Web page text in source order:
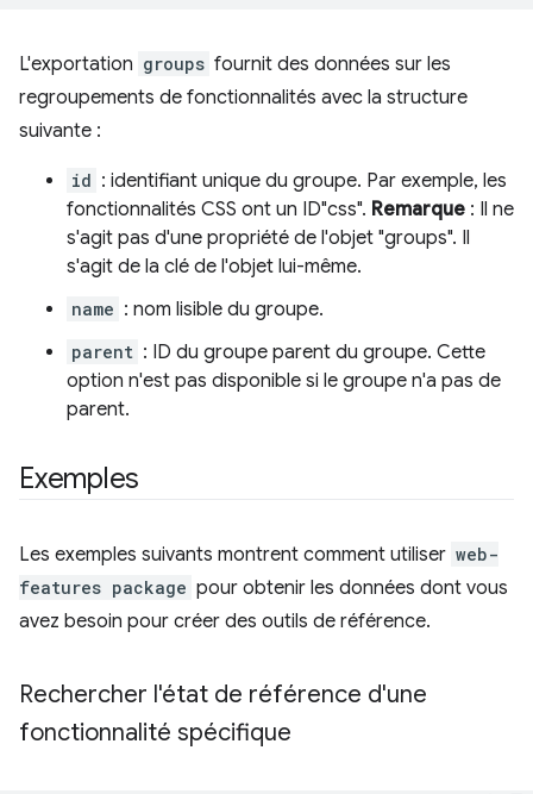
L'exportation groups fournit des données sur les
regroupements de fonctionnalités avec la structure
suivante :
id : identifiant unique du groupe. Par exemple, les
fonctionnalités CSS ont un ID"css". Remarque : Il ne
s'agit pas d'une propriété de l'objet "groups". Il
s'agit de la clé de l'objet lui-même.
name : nom lisible du groupe.
parent : ID du groupe parent du groupe. Cette
option n'est pas disponible si le groupe n'a pas de
parent.
Exemples
Les exemples suivants montrent comment utiliser web-
features package pour obtenir les données dont vous
avez besoin pour créer des outils de référence.
Rechercher l'état de référence d'une
fonctionnalité spécifique